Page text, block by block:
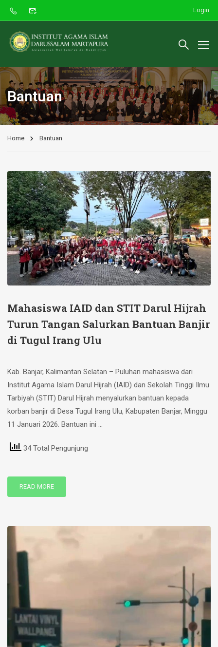
Login
Bantuan
Home Bantuan
Mahasiswa IAID dan STIT Darul Hijrah
Turun Tangan Salurkan Bantuan Banjir
di Tugul Irang Ulu
Kab. Banjar, Kalimantan Selatan – Puluhan mahasiswa dari
Institut Agama Islam Darul Hijrah (IAID) dan Sekolah Tinggi Ilmu
Tarbiyah (STIT) Darul Hijrah menyalurkan bantuan kepada
korban banjir di Desa Tugul Irang Ulu, Kabupaten Banjar, Minggu
11 Januari 2026. Bantuan ini …
34 Total Pengunjung
READ MORE